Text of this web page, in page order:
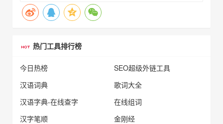
热门工具排行榜
今日热榜
SEO超级外链工具
汉语词典
歌词大全
汉语字典-在线查字
在线组词
汉字笔顺
金刚经